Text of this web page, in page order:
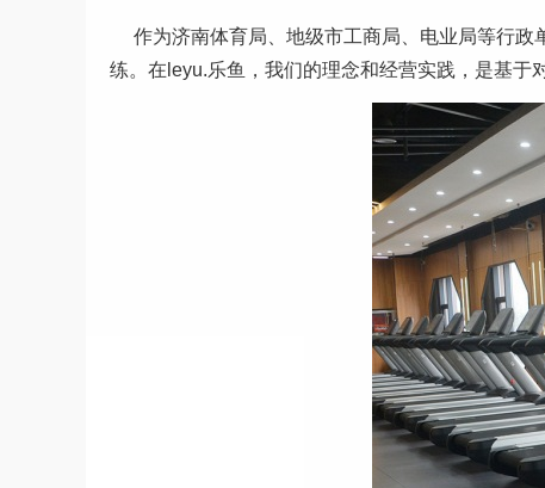
作为济南体育局、地级市工商局、电业局等行政
练。在leyu.乐鱼，我们的理念和经营实践，是基于